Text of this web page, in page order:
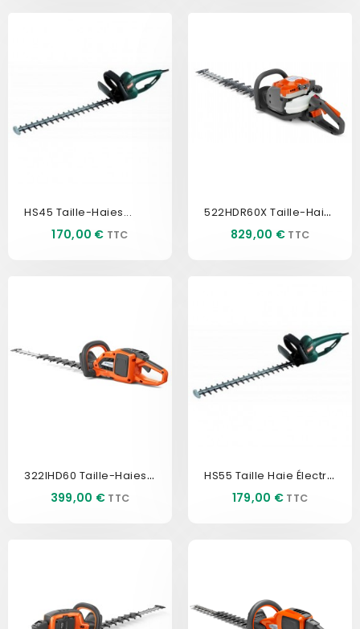
EXCLUSIVITÉ WEB !
HS45 Taille-Haies...
Prix
170,00 €
522HDR60X Taille-Haies Pro...
Prix
829,00 €
322IHD60 Taille-Haies À...
Prix
399,00 €
HS55 Taille Haie Électrique...
Prix
179,00 €